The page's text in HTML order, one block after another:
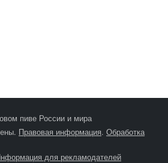
пиве России и мира
Правовая информация. Обработка
для рекламодателей